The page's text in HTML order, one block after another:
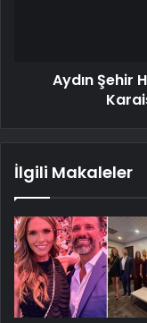
Aydın Şehir
İlgili Makaleler